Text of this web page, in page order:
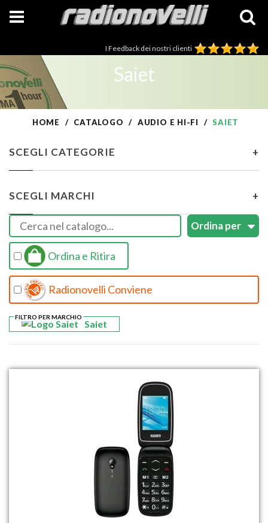
I Feedback dei nostri clienti
Saiet
HOME CATALOGO AUDIO E HI-FI SAIET
SCEGLI CATEGORIE +
SCEGLI MARCHI +
Ordina e Ritira
Radionovelli Conviene
Saiet
FILTRO PER MARCHIO